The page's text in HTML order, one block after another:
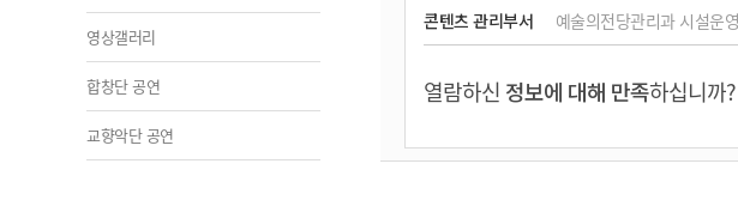
영상갤러리
합창단 공연
교향악단 공연
콘텐츠 관리부서 예술의전당관리과 시설운
열람하신 정보에 대해 만족하십니까?